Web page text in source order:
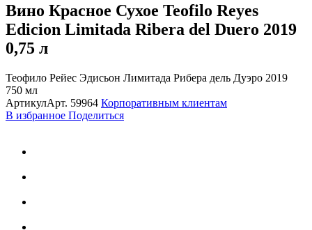
Вино Красное Сухое Teofilo Reyes
Edicion Limitada Ribera del Duero 2019
0,75 л
Теофило Рейес Эдисьон Лимитада Рибера дель Дуэро 2019
750 мл
АртикулАрт. 59964 Корпоративным клиентам
В избранное Поделиться